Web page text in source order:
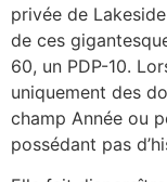
privée de
de ces
60, un PDP-10.
uniquement des
champ Année ou
possédant pas